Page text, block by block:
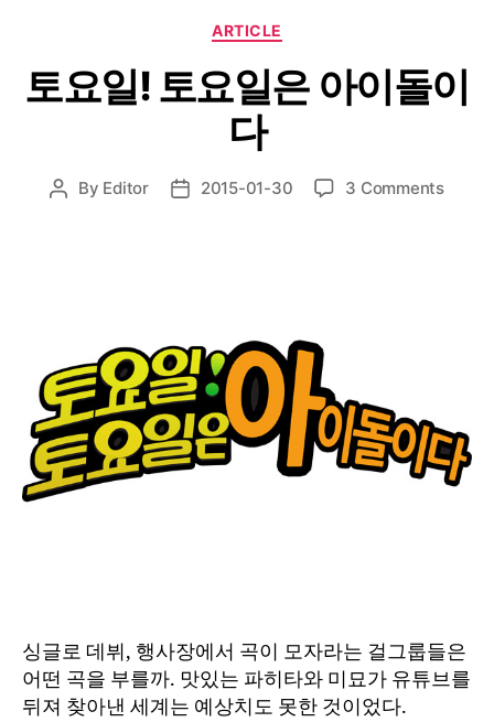
Categories
ARTICLE
토요일! 토요일은 아이돌이
다
Post
By Editor
Post2015-01-30 3 Commentson
돌
이
다
싱글로 데뷔, 행사장에서 곡이 모자라는 걸그룹들은
어떤 곡을 부를까. 맛있는 파히타와 미묘가 유튜브를
뒤져 찾아낸 세계는 예상치도 못한 것이었다.